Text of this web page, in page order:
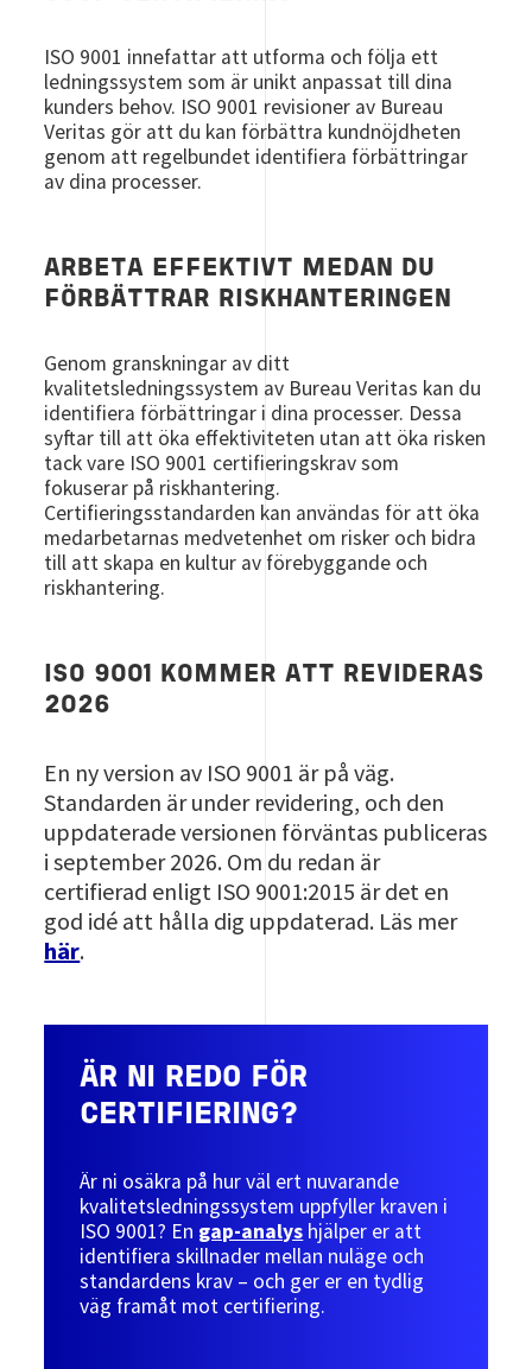
ISO 9001 innefattar att utforma och följa ett
ledningssystem som är unikt anpassat till dina
kunders behov. ISO 9001 revisioner av Bureau
Veritas gör att du kan förbättra kundnöjdheten
genom att regelbundet identifiera förbättringar
av dina processer.
ARBETA EFFEKTIVT MEDAN DU
FÖRBÄTTRAR RISKHANTERINGEN
Genom granskningar av ditt
kvalitetsledningssystem av Bureau Veritas kan du
identifiera förbättringar i dina processer. Dessa
syftar till att öka effektiviteten utan att öka risken
tack vare ISO 9001 certifieringskrav som
fokuserar på riskhantering.
Certifieringsstandarden kan användas för att öka
medarbetarnas medvetenhet om risker och bidra
till att skapa en kultur av förebyggande och
riskhantering.
ISO 9001 KOMMER ATT REVIDERAS
2026
En ny version av ISO 9001 är på väg.
Standarden är under revidering, och den
uppdaterade versionen förväntas publiceras
i september 2026. Om du redan är
certifierad enligt ISO 9001:2015 är det en
god idé att hålla dig uppdaterad. Läs mer
här.
ÄR NI REDO FÖR
CERTIFIERING?
Är ni osäkra på hur väl ert nuvarande
kvalitetsledningssystem uppfyller kraven i
ISO 9001? En gap-analys hjälper er att
identifiera skillnader mellan nuläge och
standardens krav – och ger er en tydlig
väg framåt mot certifiering.